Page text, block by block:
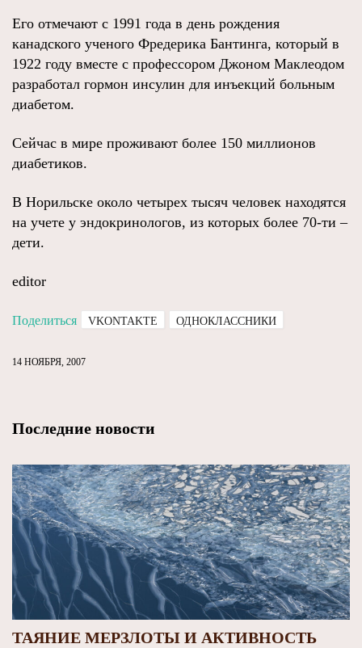
Его отмечают с 1991 года в день рождения
канадского ученого Фредерика Бантинга, который в
1922 году вместе с профессором Джоном Маклеодом
разработал гормон инсулин для инъекций больным
диабетом.
Сейчас в мире проживают более 150 миллионов
диабетиков.
В Норильске около четырех тысяч человек находятся
на учете у эндокринологов, из которых более 70-ти –
дети.
editor
Поделиться VKONTAKTE ОДНОКЛАССНИКИ
14 НОЯБРЯ, 2007
Последние новости
ТАЯНИЕ МЕРЗЛОТЫ И АКТИВНОСТЬ